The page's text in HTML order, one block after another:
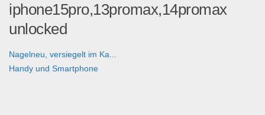
iphone15pro,13promax,14promax
unlocked
Nagelneu, versiegelt im Ka...
Handy und Smartphone